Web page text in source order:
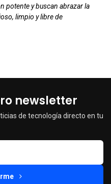
potente y buscan abrazar la
limpio y libre de
newsletter
de tecnología directo en tu